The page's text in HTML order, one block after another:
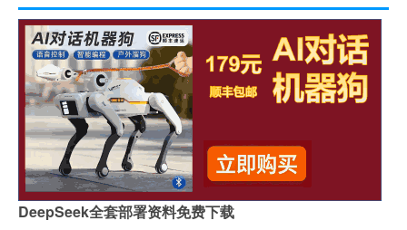
DeepSeek全套部署资料免费下载